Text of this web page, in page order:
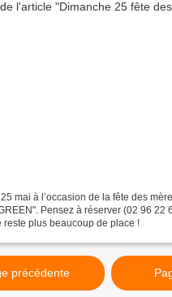
mai à l’occasion de la fête des
Pensez à réserver (02 96 22
reste plus beaucoup de place !
précédente